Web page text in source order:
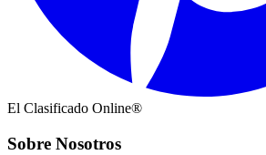
El Clasificado Online®
Sobre Nosotros